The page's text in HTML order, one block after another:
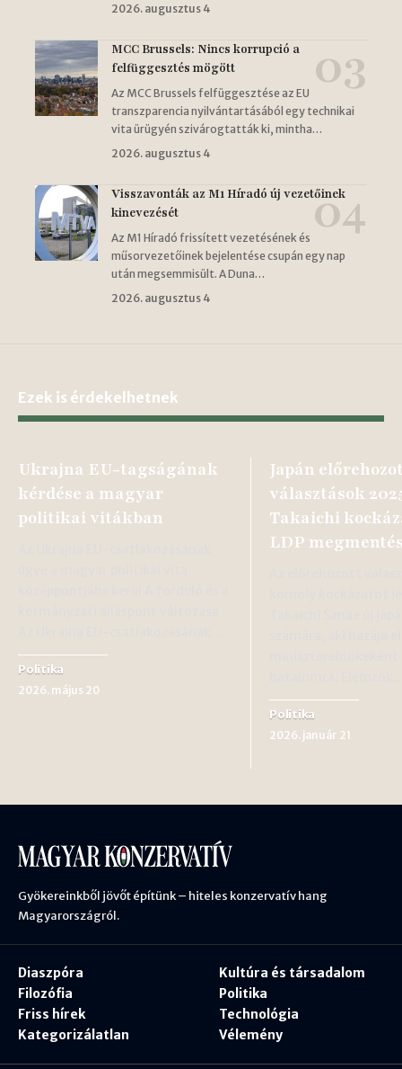
2026. augusztus 4
MCC Brussels: Nincs korrupció a
felfüggesztés mögött
Az MCC Brussels felfüggesztése az EU
transzparencia nyilvántartásából egy technikai
vita ürügyén szivárogtatták ki, mintha…
2026. augusztus 4
Visszavonták az M1 Híradó új vezetőinek
kinevezését
Az M1 Híradó frissített vezetésének és
műsorvezetőinek bejelentése csupán egy nap
után megsemmisült. A Duna…
2026. augusztus 4
Ezek is érdekelhetnek
Ukrajna EU-tagságának
kérdése a magyar
politikai vitákban
Politika
2026. május 20
Japán
választások
Takaichi
LDP
Politika
2026. január 21
Gyökereinkből jövőt építünk – hiteles konzervatív hang
Magyarországról.
Diaszpóra
Filozófia
Friss hírek
Kategorizálatlan
Kultúra és társadalom
Politika
Technológia
Vélemény